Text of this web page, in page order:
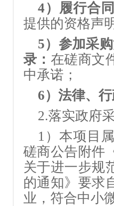
4）履行合
提供的资格声
5）参加采
录： 在磋商文
中承诺；
6）法律、
2.落实政府
1）本项目
磋商公告附件
关于进一步规
的通知》要求
业，符合中小